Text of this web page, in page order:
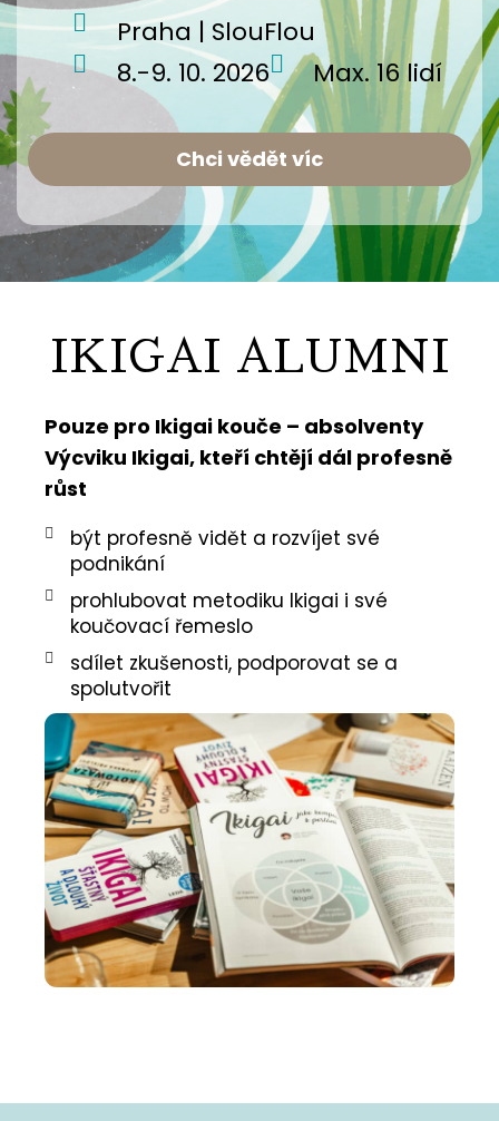
Praha | SlouFlou
8.-9. 10. 2026
Max. 16 lidí
Chci vědět víc
IKIGAI ALUMNI
Pouze pro Ikigai kouče – absolventy
Výcviku Ikigai, kteří chtějí dál profesně
růst
být profesně vidět a rozvíjet své
podnikání
prohlubovat metodiku Ikigai i své
koučovací řemeslo
sdílet zkušenosti, podporovat se a
spolutvořit